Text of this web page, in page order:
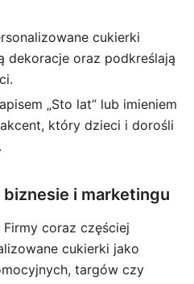
cukierki
dekoracje oraz podkreślają
„Sto lat” lub imieniem
który dzieci i dorośli
i marketingu
Firmy coraz częściej
cukierki jako
targów czy